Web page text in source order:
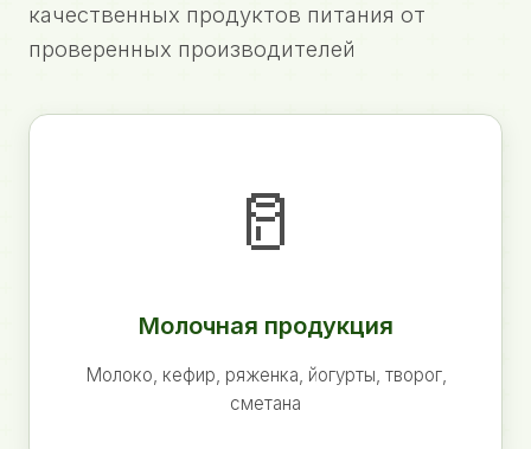
качественных продуктов питания от
проверенных производителей
🥛
Молочная продукция
Молоко, кефир, ряженка, йогурты, творог,
сметана